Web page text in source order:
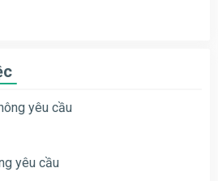
yêu cầu
yêu cầu